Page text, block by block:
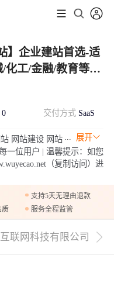
】企业建站首选-适
化工/金融/教育等行
0 交付方式 SaaS
展开
网站建设 网站
一位用户 | 温馨提示：如您
（复制访问）进
适各个行业，多行业网站
支持5天无理由退款
质
服务全程监管
联网科技有限公司